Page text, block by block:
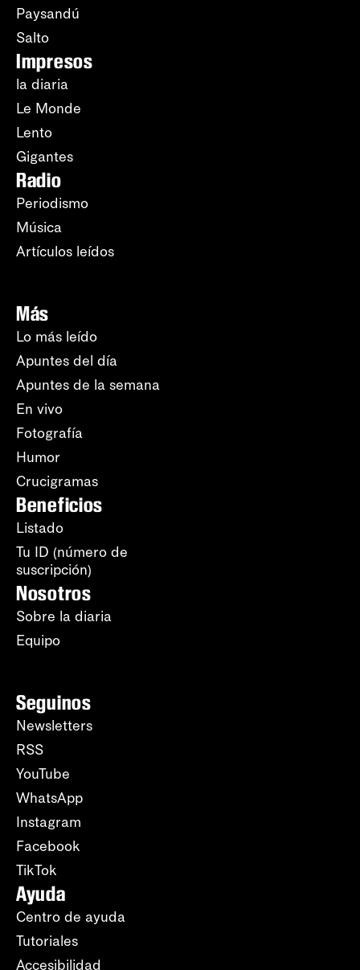
Paysandú
Salto
Impresos
la diaria
Le Monde
Lento
Gigantes
Radio
Periodismo
Música
Artículos leídos
Más
Lo más leído
Apuntes del día
Apuntes de la semana
En vivo
Fotografía
Humor
Crucigramas
Beneficios
Listado
Tu ID (número de
suscripción)
Nosotros
Sobre la diaria
Equipo
Seguinos
Newsletters
RSS
YouTube
WhatsApp
Instagram
Facebook
TikTok
Ayuda
Centro de ayuda
Tutoriales
Accesibilidad